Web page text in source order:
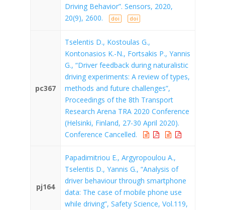
Driving Behavior”. Sensors, 2020,
20(9), 2600.
doi doi
pc367
Tselentis D., Kostoulas G.,
Kontonasios K.-N., Fortsakis P., Yannis
G., “Driver feedback during naturalistic
driving experiments: A review of types,
methods and future challenges”,
Proceedings of the 8th Transport
Research Arena TRA 2020 Conference
(Helsinki, Finland, 27-30 April 2020).
Conference Cancelled.
pj164
Papadimitriou E., Argyropoulou A.,
Tselentis D., Yannis G., “Analysis of
driver behaviour through smartphone
data: The case of mobile phone use
while driving”, Safety Science, Vol.119,